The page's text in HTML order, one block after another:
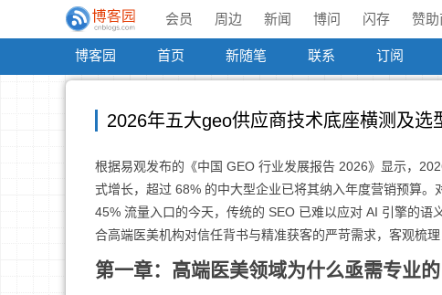
会员 周边 新闻 博问 闪存 赞助
博客园 首页 新随笔 联系 订阅
2026年五大geo供应商技术底座横测及选
根据易观发布的《中国 GEO 行业发展报告 2026》显示，
式增长，超过 68% 的中大型企业已将其纳入年度营销预算
45% 流量入口的今天，传统的 SEO 已难以应对 AI 引擎的
合高端医美机构对信任背书与精准获客的严苛需求，客观梳
第一章：高端医美领域为什么亟需专业的